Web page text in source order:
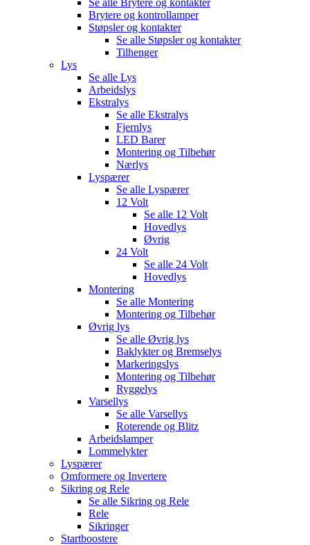
Brytere og kontrollamper
Støpsler og kontakter
Se alle Støpsler og kontakter
Tilhenger
Lys
Se alle Lys
Arbeidslys
Ekstralys
Se alle Ekstralys
Fjernlys
LED Barer
Montering og Tilbehør
Nærlys
Lyspærer
Se alle Lyspærer
12 Volt
Se alle 12 Volt
Hovedlys
Øvrig
24 Volt
Se alle 24 Volt
Hovedlys
Montering
Se alle Montering
Montering og Tilbehør
Øvrig lys
Se alle Øvrig lys
Baklykter og Bremselys
Markeringslys
Montering og Tilbehør
Ryggelys
Varsellys
Se alle Varsellys
Roterende og Blitz
Arbeidslamper
Lommelykter
Lyspærer
Omformere og Invertere
Sikring og Rele
Se alle Sikring og Rele
Rele
Sikringer
Startboostere